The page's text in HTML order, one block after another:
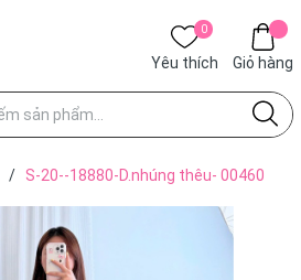
0
Yêu thích Giỏ hàng
/ S-20--18880-D.nhúng thêu- 00460